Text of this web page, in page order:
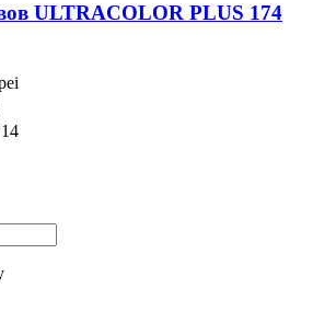
ULTRACOLOR PLUS 174